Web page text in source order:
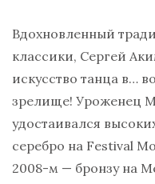
Вдохновленный
классики, Сергей
искусство танца в…
зрелище! Уроженец
удостаивался
серебро на Festival
2008-м — бронзу на